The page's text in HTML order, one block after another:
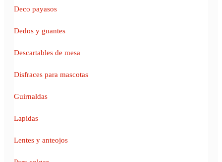
Deco payasos
Dedos y guantes
Descartables de mesa
Disfraces para mascotas
Guirnaldas
Lapidas
Lentes y anteojos